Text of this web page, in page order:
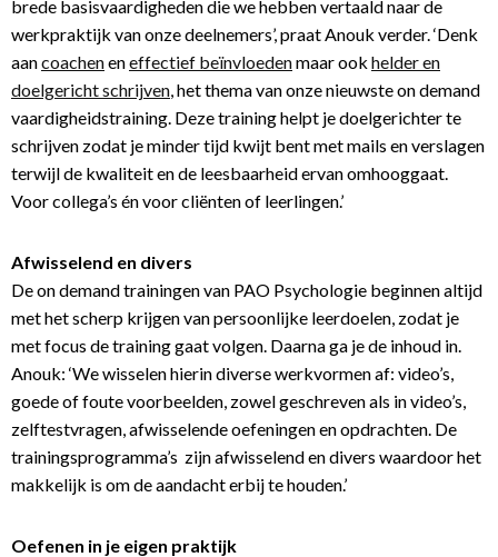
brede basisvaardigheden die we hebben vertaald naar de
werkpraktijk van onze deelnemers’, praat Anouk verder. ‘Denk
aancoacheneneffectief beïnvloedenmaar ook helder en
doelgericht schrijven , het thema van onze nieuwste on demand
vaardigheidstraining. Deze training helpt je doelgerichter te
schrijven zodat je minder tijd kwijt bent met mails en verslagen
terwijl de kwaliteit en de leesbaarheid ervan omhooggaat.
Voor collega’s én voor cliënten of leerlingen.’
Afwisselend en divers
De on demand trainingen van PAO Psychologie beginnen altijd
met het scherp krijgen van persoonlijke leerdoelen, zodat je
met focus de training gaat volgen. Daarna ga je de inhoud in.
Anouk: ‘We wisselen hierin diverse werkvormen af: video’s,
goede of foute voorbeelden, zowel geschreven als in video’s,
zelftestvragen, afwisselende oefeningen en opdrachten. De
trainingsprogramma’s zijn afwisselend en divers waardoor het
makkelijk is om de aandacht erbij te houden.’
Oefenen in je eigen praktijk